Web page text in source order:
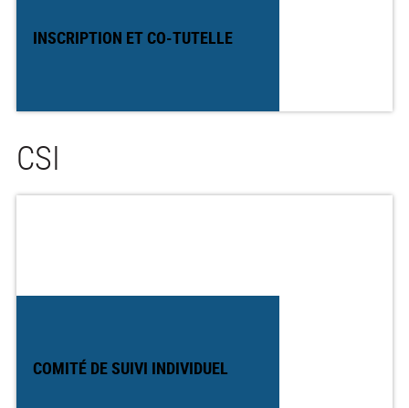
INSCRIPTION ET CO-TUTELLE
CSI
COMITÉ DE SUIVI INDIVIDUEL